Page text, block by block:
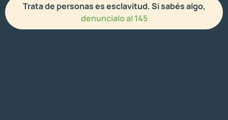
Trata de personas es esclavitud. Si sabés algo,
denuncialo al 145